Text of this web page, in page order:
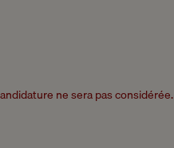
ne sera pas considérée.